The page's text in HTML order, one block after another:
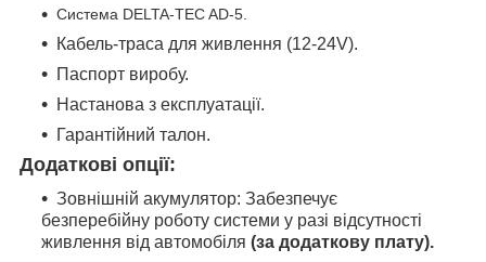
Система DELTA-TEC AD-5.
Кабель-траса для живлення (12-24V).
Паспорт виробу.
Настанова з експлуатації.
Гарантійний талон.
Додаткові опції:
Зовнішній акумулятор: Забезпечує
безперебійну роботу системи у разі відсутності
живлення від автомобіля (за додаткову плату).